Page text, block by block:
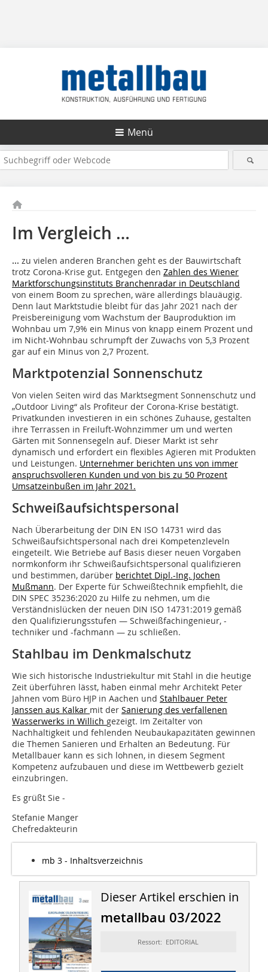
Menü
Im Vergleich …
... zu vielen anderen Branchen geht es der Bauwirtschaft
trotz Corona-Krise gut. Entgegen den Zahlen des Wiener
Marktforschungsinstituts Branchenradar in Deutschland
von einem Boom zu sprechen, wäre allerdings blauäugig.
Denn laut Marktstudie bleibt für das Jahr 2021 nach der
Preisbereinigung vom Wachstum der Bauproduktion im
Wohnbau um 7,9% ein Minus von knapp einem Prozent und
im Nicht-Wohnbau schrumpft der Zuwachs von 5,3 Prozent
gar auf ein Minus von 2,7 Prozent.
Marktpotenzial Sonnenschutz
Von vielen Seiten wird das Marktsegment Sonnenschutz und
„Outdoor Living“ als Profiteur der Corona-Krise bestätigt.
Privatkunden investieren in ein schönes Zuhause, gestalten
ihre Terrassen in Freiluft-Wohnzimmer um und werten
Gärten mit Sonnensegeln auf. Dieser Markt ist sehr
dynamisch und erfordert ein flexibles Agieren mit Produkten
und Leistungen. Unternehmer berichten uns von immer
anspruchsvolleren Kunden und von bis zu 50 Prozent
Umsatzeinbußen im Jahr 2021.
Schweißaufsichtspersonal
Nach Überarbeitung der DIN EN ISO 14731 wird das
Schweißaufsichtspersonal nach drei Kompetenzleveln
eingeteilt. Wie Betriebe auf Basis dieser neuen Vorgaben
normkonform ihr Schweißaufsichtspersonal qualifizieren
und bestimmen, darüber berichtet Dipl.-Ing. Jochen
Mußmann. Der Experte für Schweißtechnik empfiehlt, die
DIN SPEC 35236:2020 zu Hilfe zu nehmen, um die
Verständnislücken der neuen DIN ISO 14731:2019 gemäß
den Qualifizierungsstufen — Schweißfachingenieur, -
techniker und -fachmann — zu schließen.
Stahlbau im Denkmalschutz
Wie sich historische Industriekultur mit Stahl in die heutige
Zeit überführen lässt, haben einmal mehr Architekt Peter
Jahnen vom Büro HJP in Aachen und Stahlbauer Peter
Janssen aus Kalkar mit der Sanierung des verfallenen
Wasserwerks in Willich gezeigt. Im Zeitalter von
Nachhaltigkeit und fehlenden Neubaukapazitäten gewinnen
die Themen Sanieren und Erhalten an Bedeutung. Für
Metallbauer kann es sich lohnen, in diesem Segment
Kompetenz aufzubauen und diese im Wettbewerb gezielt
einzubringen.
Es grüßt Sie -
Stefanie Manger
Chefredakteurin
mb 3 - Inhaltsverzeichnis
Dieser Artikel erschien in
metallbau 03/2022
Ressort: EDITORIAL